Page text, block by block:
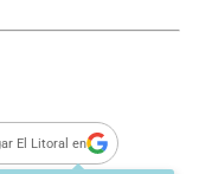
El Litoral en